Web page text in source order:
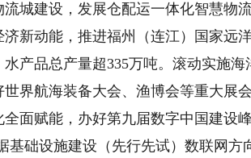
城建设，发展仓配运一体化智慧物
动能，推进福州（连江）国家远
产品总产量超335万吨。滚动实施
界航海装备大会、渔博会等重大展会
赋能，办好第九届数字中国建设
基础设施建设（先行先试）数联网方